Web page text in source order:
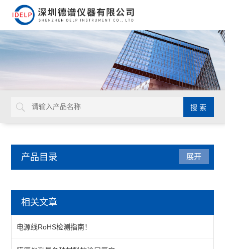
产品目录
八大重金属检测仪
ROHS重金属检测仪
展开
相关文章
电源线RoHS检测指南！